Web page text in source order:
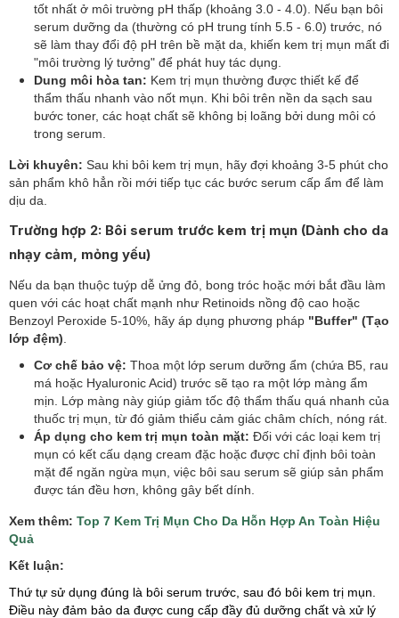
tốt nhất ở môi trường pH thấp (khoảng 3.0 - 4.0). Nếu bạn bôi
serum dưỡng da (thường có pH trung tính 5.5 - 6.0) trước, nó
sẽ làm thay đổi độ pH trên bề mặt da, khiến kem trị mụn mất đi
"môi trường lý tưởng" để phát huy tác dụng.
Dung môi hòa tan: Kem trị mụn thường được thiết kế để
thẩm thấu nhanh vào nốt mụn. Khi bôi trên nền da sạch sau
bước toner, các hoạt chất sẽ không bị loãng bởi dung môi có
trong serum.
Lời khuyên: Sau khi bôi kem trị mụn, hãy đợi khoảng 3-5 phút cho
sản phẩm khô hẳn rồi mới tiếp tục các bước serum cấp ẩm để làm
dịu da.
Trường hợp 2: Bôi serum trước kem trị mụn (Dành cho da
nhạy cảm, mỏng yếu)
Nếu da bạn thuộc tuýp dễ ửng đỏ, bong tróc hoặc mới bắt đầu làm
quen với các hoạt chất mạnh như Retinoids nồng độ cao hoặc
Benzoyl Peroxide 5-10%, hãy áp dụng phương pháp "Buffer" (Tạo
lớp đệm)
Cơ chế bảo vệ: Thoa một lớp serum dưỡng ẩm (chứa B5, rau
má hoặc Hyaluronic Acid) trước sẽ tạo ra một lớp màng ẩm
mịn. Lớp màng này giúp giảm tốc độ thẩm thấu quá nhanh của
thuốc trị mụn, từ đó giảm thiểu cảm giác châm chích, nóng rát.
Áp dụng cho kem trị mụn toàn mặt: Đối với các loại kem trị
mụn có kết cấu dạng cream đặc hoặc được chỉ định bôi toàn
mặt để ngăn ngừa mụn, việc bôi sau serum sẽ giúp sản phẩm
được tán đều hơn, không gây bết dính.
Xem thêm: Top 7 Kem Trị Mụn Cho Da Hỗn Hợp An Toàn Hiệu
Quả
Kết luận:
Thứ tự sử dụng đúng là bôi serum trước, sau đó bôi kem trị mụn.
Điều này đảm bảo da được cung cấp đầy đủ dưỡng chất và xử lý